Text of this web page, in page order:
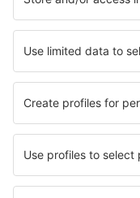
Lentoyhtiöt
FlexFlight
Lufthansa
Wizz Air
Norwegian